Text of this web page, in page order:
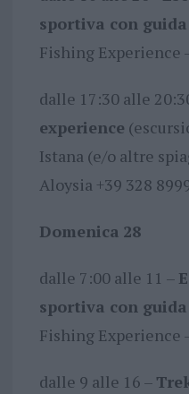
sportiva con guida
Fishing Experience
dalle 17:30 alle
experience
Istana (e/o altre
Aloysia +39 328
Domenica 28
dalle 7:00 alle 11 –
sportiva con guida
Fishing Experience
dalle 9 alle 16 –